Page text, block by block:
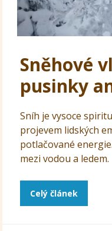
Sněhové
pusinky
Sníh je vysoce
projevem lidských
potlačované
mezi vodou a ledem.
Celý článek